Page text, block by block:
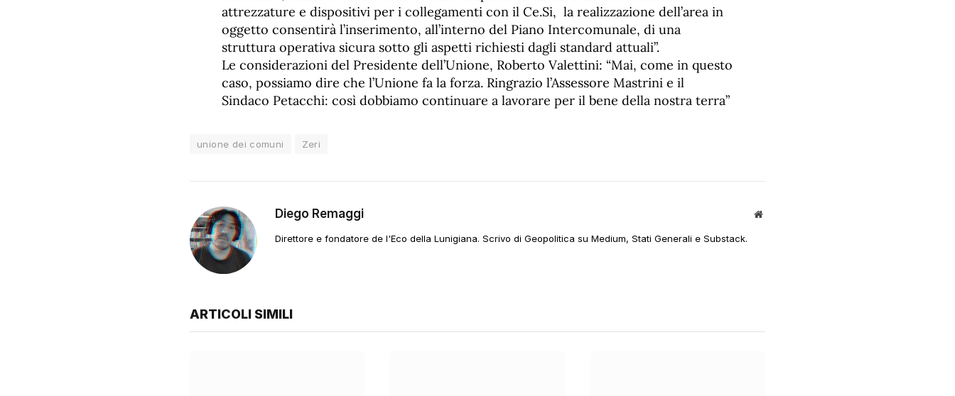
attrezzature e dispositivi per i collegamenti con il Ce.Si, la realizzazione dell’area in
oggetto consentirà l’inserimento, all’interno del Piano Intercomunale, di una
struttura operativa sicura sotto gli aspetti richiesti dagli standard attuali”.
Le considerazioni del Presidente dell’Unione, Roberto Valettini: “Mai, come in questo
caso, possiamo dire che l’Unione fa la forza. Ringrazio l’Assessore Mastrini e il
Sindaco Petacchi: così dobbiamo continuare a lavorare per il bene della nostra terra”
unione dei comuni Zeri
Diego Remaggi
Sito
Direttore e fondatore de l'Eco della Lunigiana. Scrivo di Geopolitica su Medium, Stati Generali e Substack.
ARTICOLI SIMILI